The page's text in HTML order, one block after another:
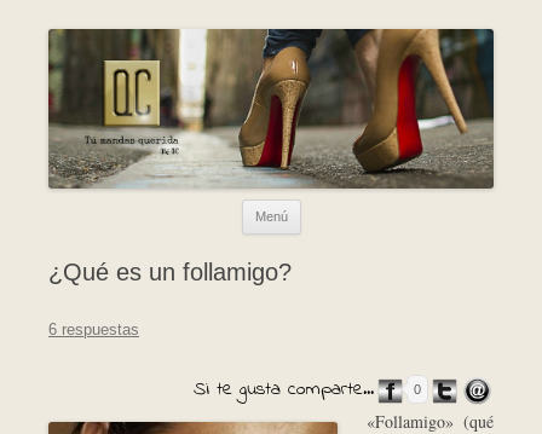
Menú
¿Qué es un follamigo?
6 respuestas
Si te gusta comparte... 0
«Follamigo» (qué